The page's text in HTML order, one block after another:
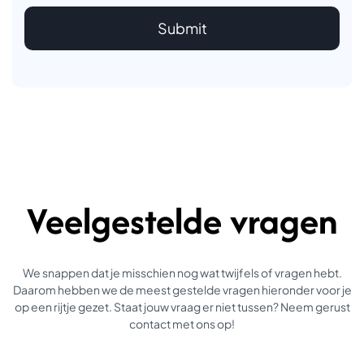
Veelgestelde vragen
We snappen dat je misschien nog wat twijfels of vragen hebt.
Daarom hebben we de meest gestelde vragen hieronder voor je
op een rijtje gezet. Staat jouw vraag er niet tussen? Neem gerust
contact met ons op!